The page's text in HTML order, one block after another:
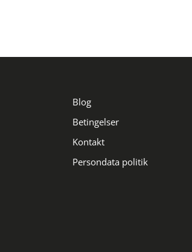
Blog
Betingelser
Kontakt
Persondata politik